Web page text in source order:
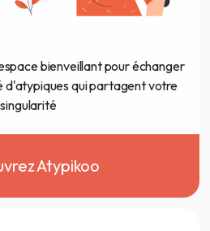
bienveillant pour échanger
d'atypiques qui partagent votre
singularité
Atypikoo